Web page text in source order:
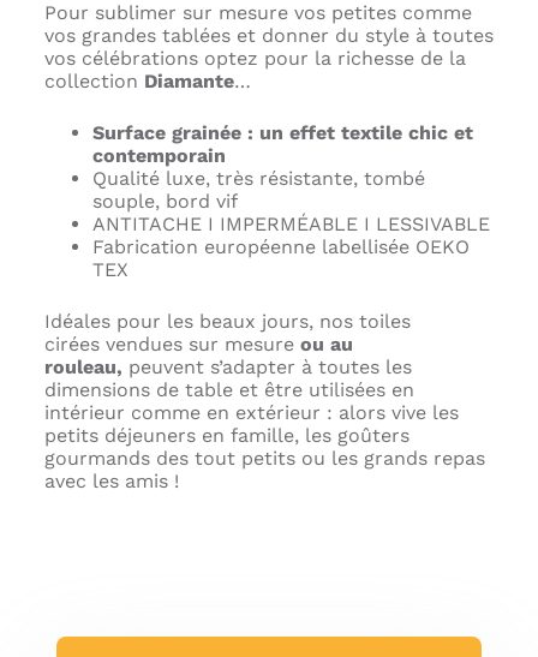
Pour sublimer sur mesure vos petites comme
vos grandes tablées et donner du style à toutes
vos célébrations optez pour la richesse de la
collection Diamante…
Surface grainée : un effet textile chic et
contemporain
Qualité luxe, très résistante, tombé
souple, bord vif
ANTITACHE I IMPERMÉABLE I LESSIVABLE
Fabrication européenne labellisée OEKO
TEX
Idéales pour les beaux jours, nos toiles
cirées vendues sur mesureou au
rouleau, peuvent s’adapter à toutes les
dimensions de table et être utilisées en
intérieur comme en extérieur : alors vive les
petits déjeuners en famille, les goûters
gourmands des tout petits ou les grands repas
avec les amis !